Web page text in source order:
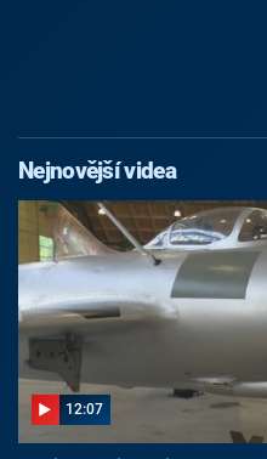
Nejnovější videa
12:07